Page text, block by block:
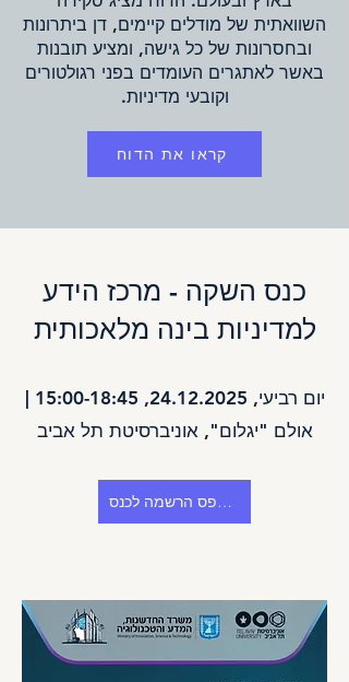
השוואתית של מודלים קיימים, דן ביתרונות
ובחסרונות של כל גישה, ומציע תובנות
באשר לאתגרים העומדים בפני רגולטורים
וקובעי מדיניות.
קראו את הדוח
כנס השקה - מרכז הידע
למדיניות בינה מלאכותית
יום רביעי, 24.12.2025
אולם "יגלום", אוניברסיטת תל אביב
קישור לטופס הרשמה לכנס